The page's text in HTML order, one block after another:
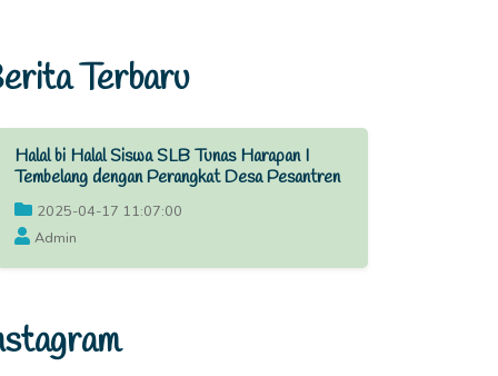
Terbaru
Halal bi Halal Siswa SLB Tunas Harapan I
Tembelang dengan Perangkat Desa Pesantren
2025-04-17 11:07:00
Admin